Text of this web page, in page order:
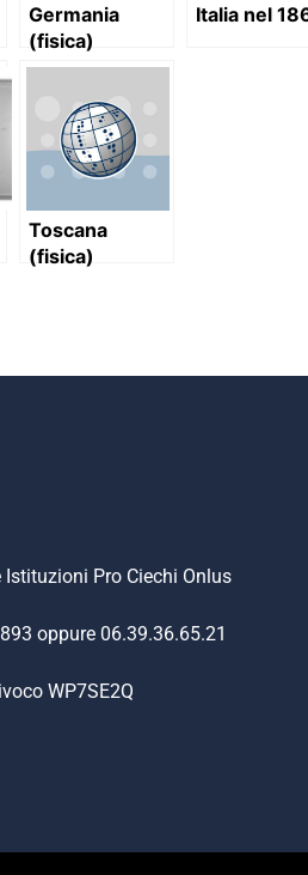
Germania
(fisica)
Italia nel
Toscana
(fisica)
Pro Ciechi Onlus
oppure 06.39.36.65.21
WP7SE2Q